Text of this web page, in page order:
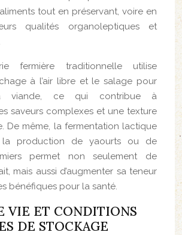
tout en préservant, voire en
qualités organoleptiques et
fermière traditionnelle utilise
à l’air libre et le salage pour
viande, ce qui contribue à
saveurs complexes et une texture
De même, la fermentation lactique
la production de yaourts ou de
permet non seulement de
mais aussi d’augmenter sa teneur
bénéfiques pour la santé.
VIE ET CONDITIONS
DE STOCKAGE